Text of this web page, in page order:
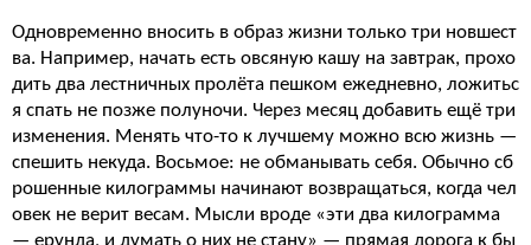
Одновременно вносить в образ жизни только три новшест
ва. Например, начать есть овсяную кашу на завтрак, прохо
дить два лестничных пролёта пешком ежедневно, ложитьс
я спать не позже полуночи. Через месяц добавить ещё три
изменения. Менять что-то к лучшему можно всю жизнь —
спешить некуда. Восьмое: не обманывать себя. Обычно сб
рошенные килограммы начинают возвращаться, когда чел
овек не верит весам. Мысли вроде «эти два килограмма
— ерунда, и думать о них не стану» — прямая дорога к бы